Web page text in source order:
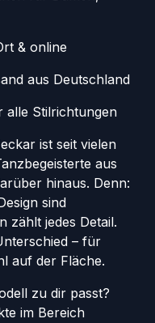
& online
aus Deutschland
Stilrichtungen
ist seit vielen
aus
hinaus. Denn:
sind
zählt jedes Detail.
– für
auf der Fläche.
zu dir passt?
im Bereich